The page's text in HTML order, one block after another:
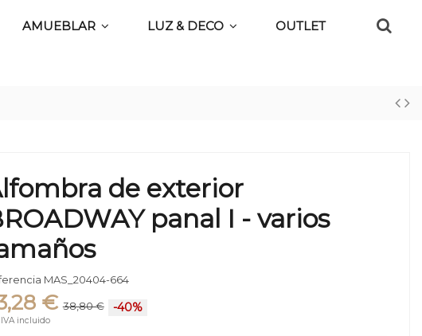
AMUEBLAR LUZ & DECO OUTLET
de exterior
panal I - varios
MAS_20404-664
€ 38,80 € -40%
IVA incluido